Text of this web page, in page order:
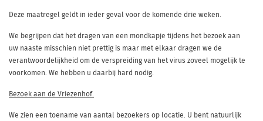
Deze maatregel geldt in ieder geval voor de komende drie weken.
We begrijpen dat het dragen van een mondkapje tijdens het bezoek aan
uw naaste misschien niet prettig is maar met elkaar dragen we de
verantwoordelijkheid om de verspreiding van het virus zoveel mogelijk te
voorkomen. We hebben u daarbij hard nodig.
Bezoek aan de Vriezenhof.
We zien een toename van aantal bezoekers op locatie. U bent natuurlijk